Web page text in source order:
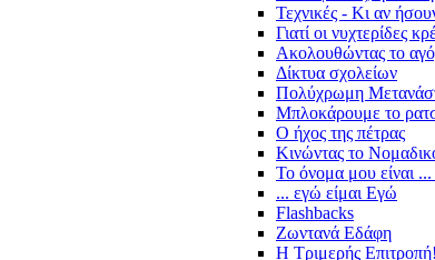
Τεχνικές - Κι αν
Γιατί οι νυχτερίδες
Ακολουθώντας το
Δίκτυα σχολείων
Πολύχρωμη
Μπλοκάρουμε το
Ο ήχος της πέτρας
Κινώντας το
Το όνομα μου είναι
... εγώ είμαι Εγώ
Flashbacks
Ζωντανά Εδάφη
Η Τριμερής Επιτροπή!